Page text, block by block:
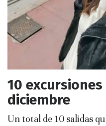
10
diciembre
Un total de 10 salidas